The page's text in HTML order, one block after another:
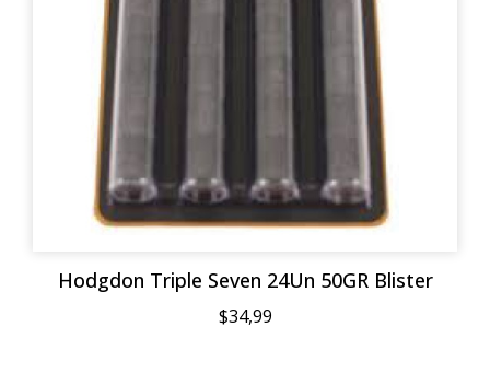
Hodgdon Triple Seven 24Un 50GR Blister
$34,99